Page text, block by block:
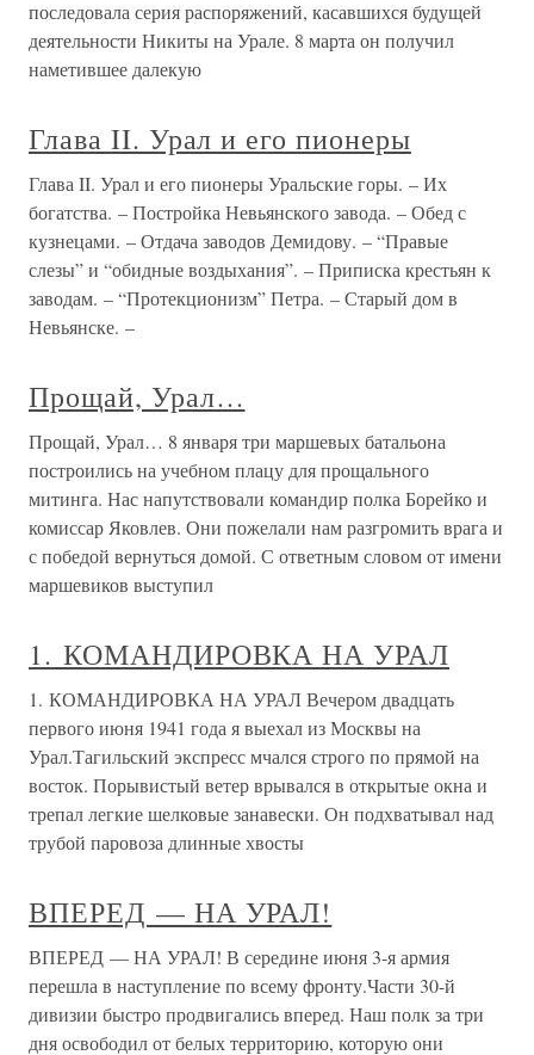
последовала серия распоряжений, касавшихся будущей
деятельности Никиты на Урале. 8 марта он получил
наметившее далекую
Глава II. Урал и его пионеры
Глава II. Урал и его пионеры Уральские горы. – Их
богатства. – Постройка Невьянского завода. – Обед с
кузнецами. – Отдача заводов Демидову. – “Правые
слезы” и “обидные воздыхания”. – Приписка крестьян к
заводам. – “Протекционизм” Петра. – Старый дом в
Невьянске. –
Прощай, Урал…
Прощай, Урал… 8 января три маршевых батальона
построились на учебном плацу для прощального
митинга. Нас напутствовали командир полка Борейко и
комиссар Яковлев. Они пожелали нам разгромить врага и
с победой вернуться домой. С ответным словом от имени
маршевиков выступил
1. КОМАНДИРОВКА НА УРАЛ
1. КОМАНДИРОВКА НА УРАЛ Вечером двадцать
первого июня 1941 года я выехал из Москвы на
Урал.Тагильский экспресс мчался строго по прямой на
восток. Порывистый ветер врывался в открытые окна и
трепал легкие шелковые занавески. Он подхватывал над
трубой паровоза длинные хвосты
ВПЕРЕД — НА УРАЛ!
ВПЕРЕД — НА УРАЛ! В середине июня 3-я армия
перешла в наступление по всему фронту.Части 30-й
дивизии быстро продвигались вперед. Наш полк за три
дня освободил от белых территорию, которую они